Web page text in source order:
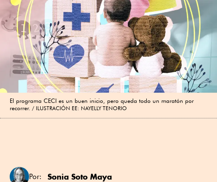
El programa CECI es un buen inicio, pero queda todo un maratón por
recorrer.
ILUSTRACIÓN EE: NAYELLY TENORIO
Por: Sonia Soto Maya